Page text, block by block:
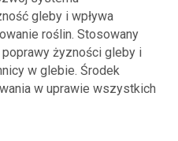
gleby i wpływa
roślin. Stosowany
żyzności gleby i
w glebie. Środek
w uprawie wszystkich